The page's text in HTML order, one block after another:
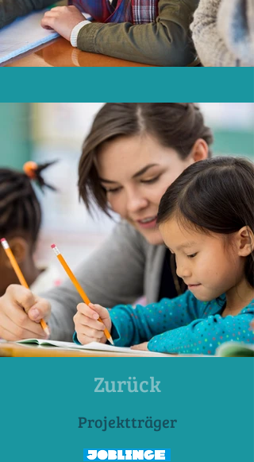
Zurück
Projektträger